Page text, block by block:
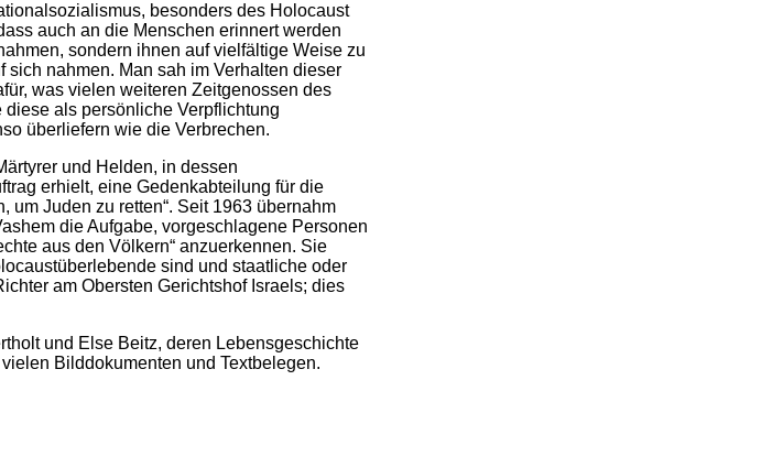
besonders des Holocaust
auch an die Menschen erinnert werden
sondern ihnen auf vielfältige Weise zu
nahmen. Man sah im Verhalten dieser
was vielen weiteren Zeitgenossen des
als persönliche Verpflichtung
überliefern wie die Verbrechen.
und Helden, in dessen
erhielt, eine Gedenkabteilung für die
um Juden zu retten“. Seit 1963 übernahm
die Aufgabe, vorgeschlagene Personen
aus den Völkern“ anzuerkennen. Sie
sind und staatliche oder
am Obersten Gerichtshof Israels; dies
und Else Beitz, deren Lebensgeschichte
Bilddokumenten und Textbelegen.